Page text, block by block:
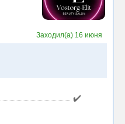
Заходил(а) 16 июня
✔️